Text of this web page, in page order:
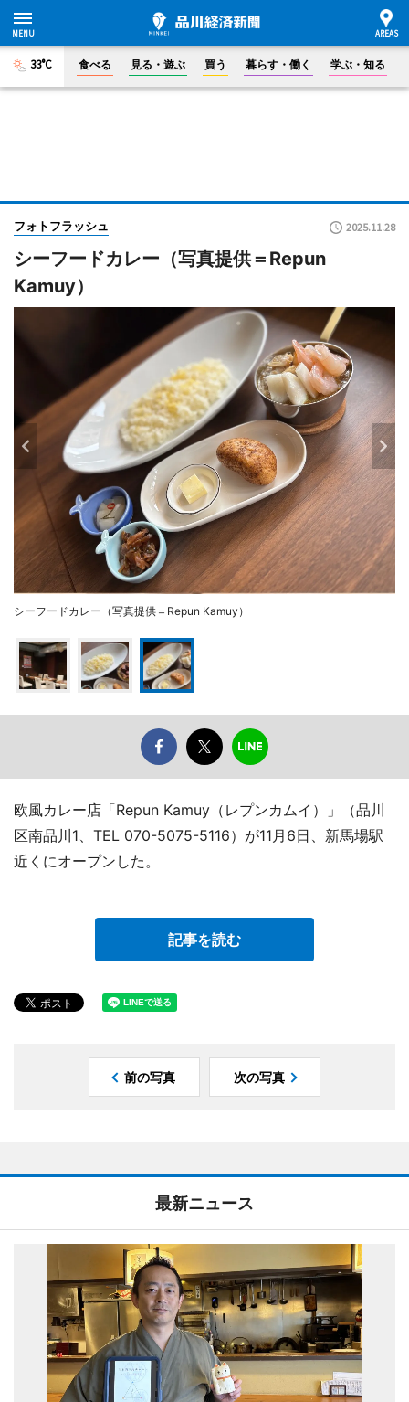
33°C 食べる 見る・遊ぶ 買う 暮らす・働く 学ぶ・知る
フォトフラッシュ 2025.11.28
シーフードカレー（写真提供＝Repun
Kamuy）
シーフードカレー（写真提供＝Repun Kamuy）
欧風カレー店「Repun Kamuy（レプンカムイ）」（品川
区南品川1、TEL 070-5075-5116）が11月6日、新馬場駅
近くにオープンした。
記事を読む
前の写真 次の写真
最新ニュース